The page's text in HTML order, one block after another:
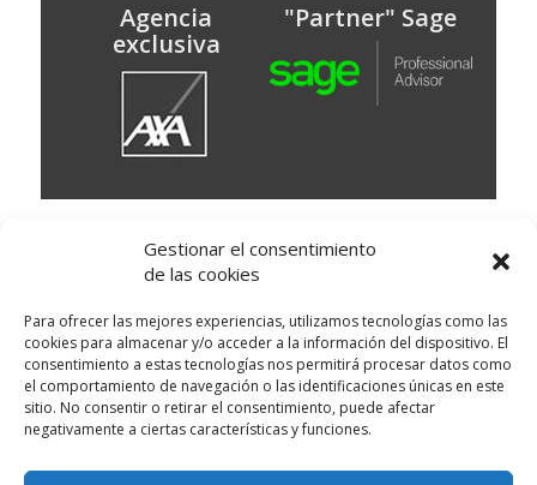
Gestionar el consentimiento
de las cookies
Para ofrecer las mejores experiencias, utilizamos tecnologías como las
cookies para almacenar y/o acceder a la información del dispositivo. El
consentimiento a estas tecnologías nos permitirá procesar datos como
el comportamiento de navegación o las identificaciones únicas en este
sitio. No consentir o retirar el consentimiento, puede afectar
negativamente a ciertas características y funciones.
Agencia
exclusiva
"Partner" Sage
Av. Doctor Francesc Massana 15 baixos,
Martorell, Barcelona
Delegación: Avinguda Montserrat, 20 local 1 -
Sant Esteve de Sesrovires
Política de cookies|Condiciones de uso|
Política de privacidad|Clausulas legales|
Canal de Denuncias
Disseny WebiMàrketing DigitalperaTotArreu.com